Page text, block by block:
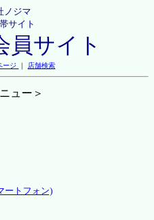
ノジマ
サイト
員サイト
ージ ｜ 店舗検索
ュー＞
ートフォン)